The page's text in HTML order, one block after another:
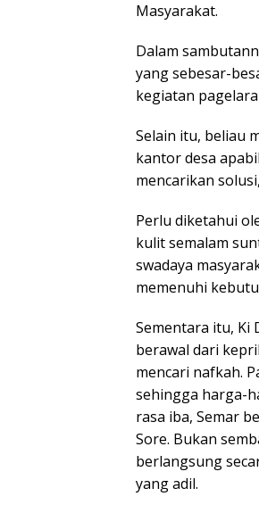
Masyarakat.
Dalam
yang sebesar-
kegiatan
Selain itu, beliau
kantor desa
mencarikan
Perlu diketahui
kulit semalam
swadaya
memenuhi
Sementara itu, Ki
berawal dari
mencari nafkah.
sehingga harga-
rasa iba, Semar
Sore. Bukan
berlangsung
yang adil.